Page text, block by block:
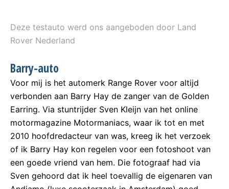
Deze testauto werd ons aangeboden door Land
Rover Nederland
Barry-auto
Voor mij is het automerk Range Rover voor altijd
verbonden aan Barry Hay de zanger van de Golden
Earring. Via stuntrijder Sven Kleijn van het online
motormagazine Motormaniacs, waar ik tot en met
2010 hoofdredacteur van was, kreeg ik het verzoek
of ik Barry Hay kon regelen voor een fotoshoot van
een goede vriend van hem. Die fotograaf had via
Sven gehoord dat ik heel toevallig de eigenaren van